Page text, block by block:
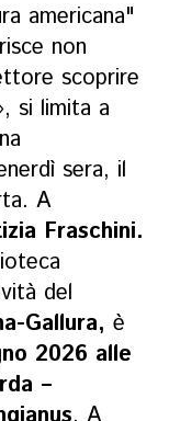
americana"
non
scoprire
si limita a
sera, il
A
Fraschini.
del
Gallura,è
2026 alle
–